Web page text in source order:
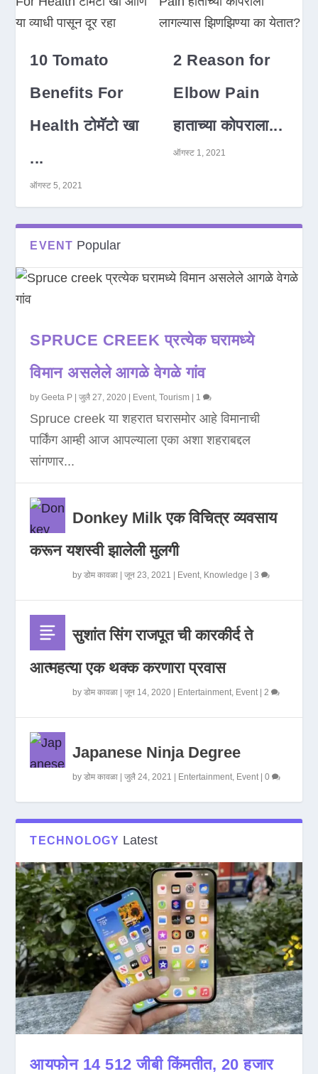
10 Tomato
Benefits For
Health टोमॅटो खा
...
ऑगस्ट 5, 2021
2 Reason for
Elbow Pain
हाताच्या कोपराला...
ऑगस्ट 1, 2021
EVENT Popular
SPRUCE CREEK प्रत्येक घरामध्ये
विमान असलेले आगळे वेगळे गांव
byGeeta P |जुलै 27, 2020 Event,Tourism 1
Spruce creek या शहरात घरासमोर आहे विमानाची
पार्किंग आम्ही आज आपल्याला एका अशा शहराबद्दल
सांगणार...
Donkey Milk एक विचित्र व्यवसाय
करून यशस्वी झालेली मुलगी
byडोम कावळा |जून 23, 2021 Event, Knowledge |3
सुशांत सिंग राजपूत ची कारकीर्द ते
आत्महत्या एक थक्क करणारा प्रवास
byडोम कावळा |जून 14, 2020 Entertainment, Event|2
Japanese Ninja Degree
byडोम कावळा |जुलै 24, 2021 Entertainment, Event|0
TECHNOLOGY Latest
आयफोन 14 512 जीबी किंमतीत, 20 हजार